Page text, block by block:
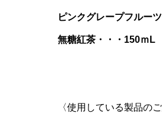
ピンクグレープフルー
無糖紅茶・・・150ｍL
〈使用している製品のご